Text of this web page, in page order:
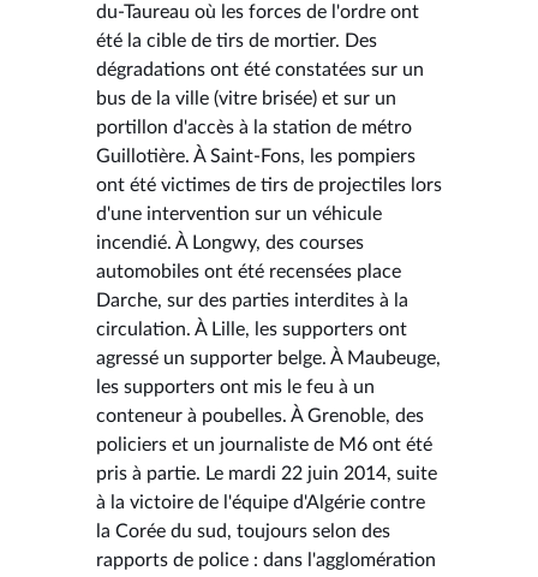
du-Taureau où les forces de l'ordre ont
été la cible de tirs de mortier. Des
dégradations ont été constatées sur un
bus de la ville (vitre brisée) et sur un
portillon d'accès à la station de métro
Guillotière. À Saint-Fons, les pompiers
ont été victimes de tirs de projectiles lors
d'une intervention sur un véhicule
incendié. À Longwy, des courses
automobiles ont été recensées place
Darche, sur des parties interdites à la
circulation. À Lille, les supporters ont
agressé un supporter belge. À Maubeuge,
les supporters ont mis le feu à un
conteneur à poubelles. À Grenoble, des
policiers et un journaliste de M6 ont été
pris à partie. Le mardi 22 juin 2014, suite
à la victoire de l'équipe d'Algérie contre
la Corée du sud, toujours selon des
rapports de police : dans l'agglomération